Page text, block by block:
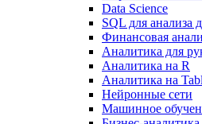
Data Science
SQL для анализа
Финансовая
Аналитика для
Аналитика на R
Аналитика на
Нейронные сети
Машинное